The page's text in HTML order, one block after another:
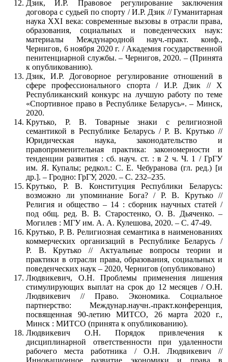
Дзик, И.Р. Правовое регулирование заключения
договора с судьей по спорту / И.Р. Дзик // Гуманитарная
наука XXI века: современные вызовы в отрасли права,
образования, социальных и поведенческих наук:
материалы Международной науч.-практ. конф.,
Чернигов, 6 ноября 2020 г. / Академия государственной
пенитенциарной службы. – Чернигов, 2020. – (Принята
к опубликованию).
Дзик, И.Р. Договорное регулирование отношений в
сфере профессионального спорта / И.Р. Дзик // X
Республиканский конкурс на лучшую работу по теме
«Спортивное право в Республике Беларусь». – Минск,
2020.
Крутько, Р. В. Товарные знаки с религиозной
семантикой в Республике Беларусь / Р. В. Крутько //
Юридическая наука, законодательство и
правоприменительная практика: закономерности и
тенденции развития : сб. науч. ст. : в 2 ч. Ч. 1 / ГрГУ
им. Я. Купалы; редкол.: С. Е. Чебуранова (гл. ред.) [и
др.]. – Гродно: ГрГУ, 2020. – С. 232–235.
Крутько, Р. В. Конституция Республики Беларусь:
возможно ли упоминание Бога? / Р. В. Крутько //
Религия и общество – 14 : сборник научных статей /
под общ. ред. В. В. Старостенко, О. В. Дьяченко. –
Могилев : МГУ им. А. А. Кулешова, 2020. – С. 47-49.
Крутько, Р. В. Религиозная семантика в наименованиях
коммерческих организаций в Республике Беларусь /
Р. В. Крутько // Актуальные вопросы теории и
практики в отрасли права, образования, социальных и
поведенческих наук – 2020, Чернигов (опубликовано)
Людвикевич, О.Н. Проблемы применения лишения
стимулирующих выплат на срок до 12 месяцев / О.Н.
Людвикевич // Право. Экономика. Социальное
партнерство: Междунар.научн.-практ.конференция,
посвященная 90-летию МИТСО, 26 марта 2020 г.,
Минск : МИТСО (принята к опубликованию).
Людвикевич О.Н. Порядок привлечения к
дисциплинарной ответственности при удаленности
рабочего места работника / О.Н. Людвикевич //
Инновационное развитие экономики и права в